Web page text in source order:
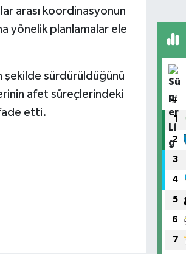
arası koordinasyonun
yönelik planlamalar ele
şekilde sürdürüldüğünü
afet süreçlerindeki
etti.
#
1
2
3
4
5
6
7